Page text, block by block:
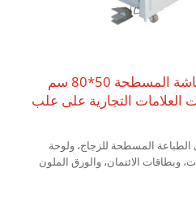
آلة طباعة الشاشة المسطحة 50*80 سم
العلامات التجارية على علب
الطباعة المسطحة للزجاج، ولوحة
وبطاقات الائتمان، والورق الملون